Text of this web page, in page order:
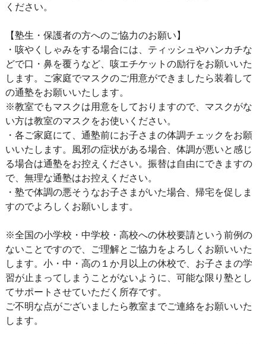
ください。
【塾生・保護者の方へのご協力のお願い】
・咳やくしゃみをする場合には、ティッシュやハンカチな
どで口・鼻を覆うなど、咳エチケットの励行をお願いいた
します。ご家庭でマスクのご用意ができましたら装着して
の通塾をお願いいたします。
※教室でもマスクは用意をしておりますので、マスクがな
い方は教室のマスクをお使いください。
・各ご家庭にて、通塾前にお子さまの体調チェックをお願
いいたします。風邪の症状がある場合、体調が悪いと感じ
る場合は通塾をお控えください。振替は自由にできますの
で、無理な通塾はお控えください。
・塾で体調の悪そうなお子さまがいた場合、帰宅を促しま
すのでよろしくお願いします。
※全国の小学校・中学校・高校への休校要請という前例の
ないことですので、ご理解とご協力をよろしくお願いいた
します。小・中・高の１か月以上の休校で、お子さまの学
習が止まってしまうことがないように、可能な限り塾とし
てサポートさせていただく所存です。
ご不明な点がございましたら教室までご連絡をお願いいた
します。